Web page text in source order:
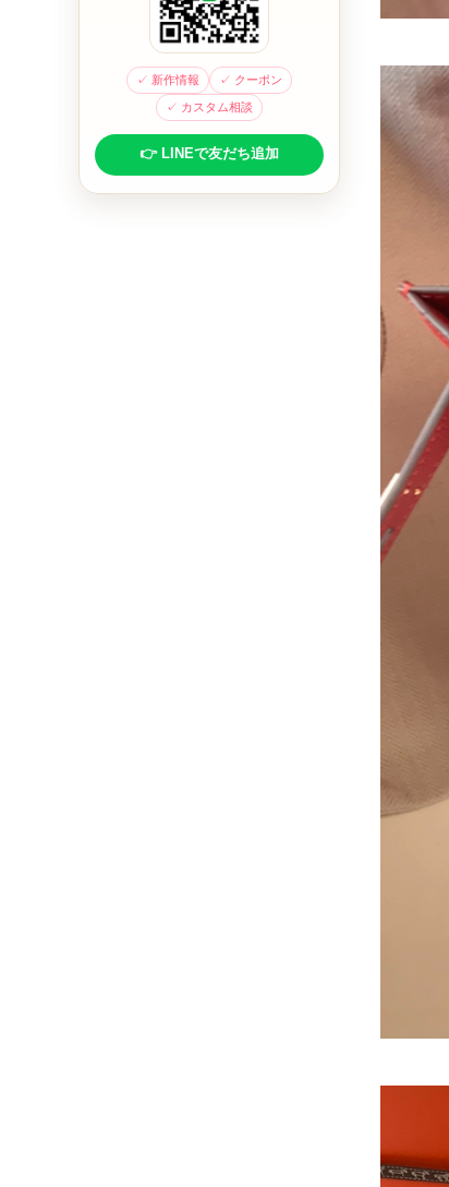
✓ 新作情報 ✓ クーポン
✓ カスタム相談
👉 LINEで友だち追加